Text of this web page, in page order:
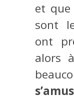
et que
sont
ont
alors